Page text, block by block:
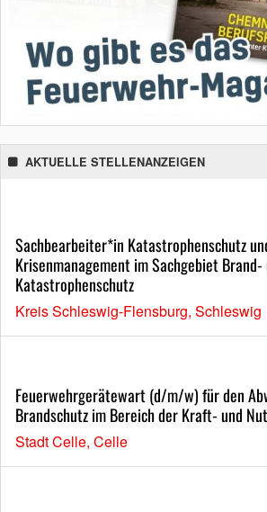
AKTUELLE STELLENANZEIGEN
Sachbearbeiter*in Katastrophenschutz
Krisenmanagement im Sachgebiet Brand-
Katastrophenschutz
Kreis Schleswig-Flensburg, Schleswig
Feuerwehrgerätewart (d/m/w) für den
Brandschutz im Bereich der Kraft- und
Stadt Celle, Celle